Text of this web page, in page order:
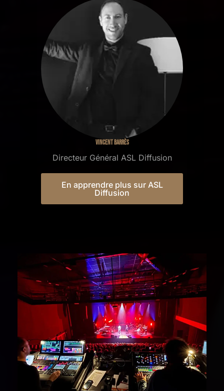
Vincent BARRÈS
Directeur Général ASL Diffusion
En apprendre plus sur ASL
Diffusion